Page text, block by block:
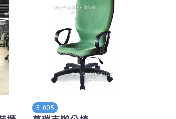
5-005